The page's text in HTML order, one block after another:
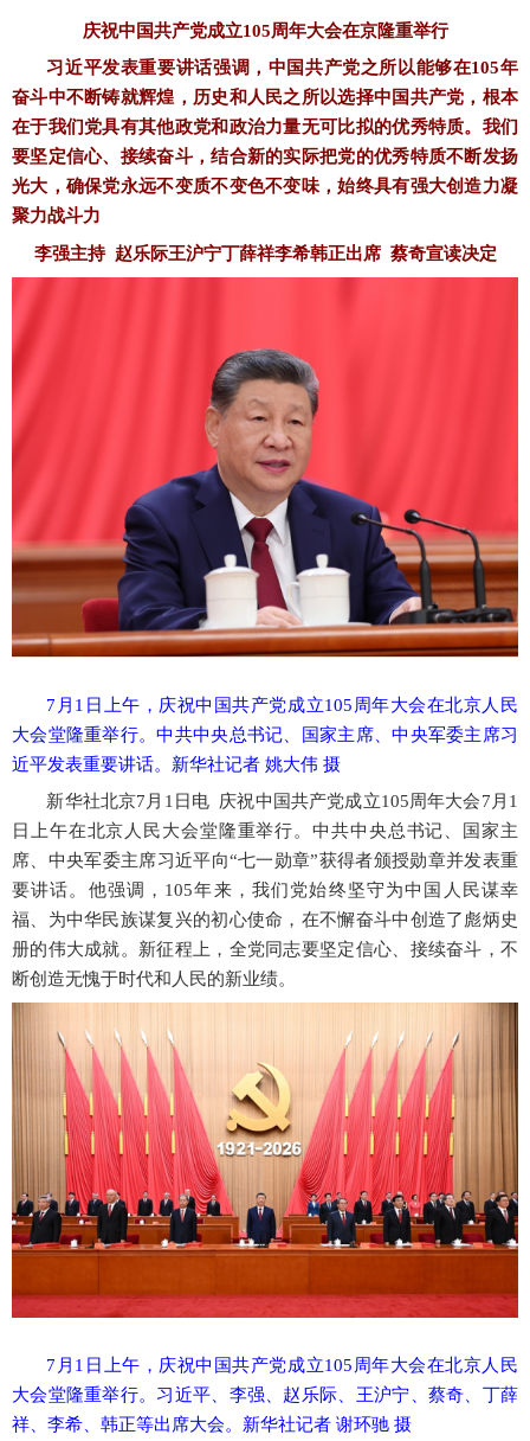
庆祝中国共产党成立105周年大会在京隆重举行
习近平发表重要讲话强调，中国共产党之所以能够在105年
奋斗中不断铸就辉煌，历史和人民之所以选择中国共产党，根本
在于我们党具有其他政党和政治力量无可比拟的优秀特质。我们
要坚定信心、接续奋斗，结合新的实际把党的优秀特质不断发扬
光大，确保党永远不变质不变色不变味，始终具有强大创造力凝
聚力战斗力
李强主持赵乐际王沪宁丁薛祥李希韩正出席 蔡奇宣读决定
7月1日上午，庆祝中国共产党成立105周年大会在北京人民
大会堂隆重举行。中共中央总书记、国家主席、中央军委主席习
近平发表重要讲话。新华社记者 姚大伟 摄
新华社北京7月1日电 庆祝中国共产党成立105周年大会7月1
日上午在北京人民大会堂隆重举行。中共中央总书记、国家主
席、中央军委主席习近平向“七一勋章”获得者颁授勋章并发表重
要讲话。他强调，105年来，我们党始终坚守为中国人民谋幸
福、为中华民族谋复兴的初心使命，在不懈奋斗中创造了彪炳史
册的伟大成就。新征程上，全党同志要坚定信心、接续奋斗，不
断创造无愧于时代和人民的新业绩。
7月1日上午，庆祝中国共产党成立105周年大会在北京人民
大会堂隆重举行。习近平、李强、赵乐际、王沪宁、蔡奇、丁薛
祥、李希、韩正等出席大会。新华社记者 谢环驰 摄